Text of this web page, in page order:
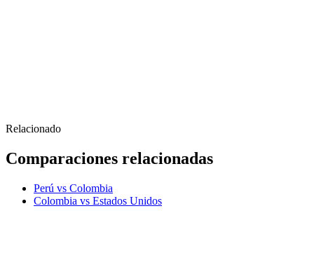
Relacionado
Comparaciones relacionadas
Perú vs Colombia
Colombia vs Estados Unidos